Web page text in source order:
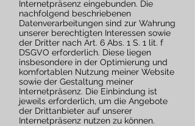
Internetpräsenz eingebunden. Die
nachfolgend beschriebenen
Datenverarbeitungen sind zur Wahrung
unserer berechtigten Interessen sowie
der Dritter nach Art. 6 Abs. 1 S. 1 lit. f
DSGVO erforderlich. Diese liegen
insbesondere in der Optimierung und
komfortablen Nutzung meiner Website
sowie der Gestaltung meiner
Internetpräsenz. Die Einbindung ist
jeweils erforderlich, um die Angebote
der Drittanbieter auf unserer
Internetpräsenz nutzen zu können.